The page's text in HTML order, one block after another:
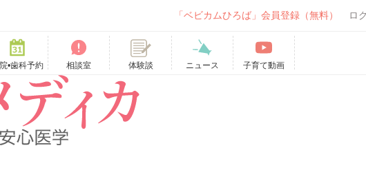
「ベビカムひろば」会員登録（無料） ロ
•歯科予約 相談室 体験談 ニュース 子育て動画